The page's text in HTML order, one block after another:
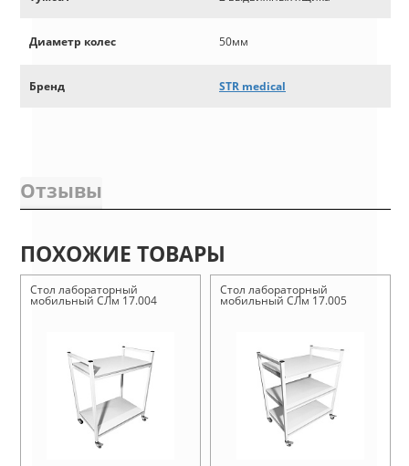
Диаметр колес 50мм
Бренд STR medical
Отзывы
ПОХОЖИЕ ТОВАРЫ
Стол лабораторный
мобильный СЛм 17.004
Стол лабораторный
мобильный СЛм 17.005